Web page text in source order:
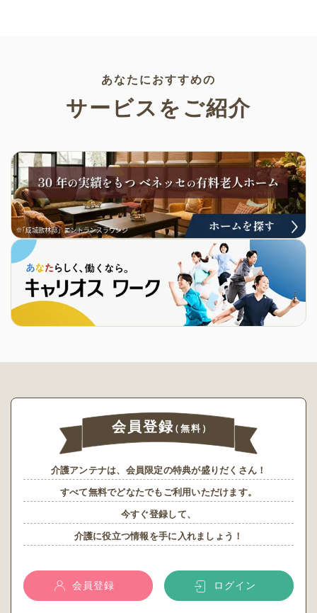
あなたにおすすめの
サービスをご紹介
会員登録（無料）
介護アンテナは、会員限定の特典が盛りだくさん！
すべて無料でどなたでもご利用いただけます。
今すぐ登録して、
介護に役立つ情報を手に入れましょう！
会員登録 ログイン